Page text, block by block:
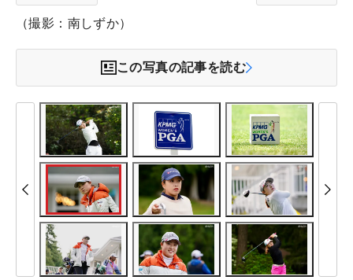
（撮影：南しずか）
この写真の記事を読む